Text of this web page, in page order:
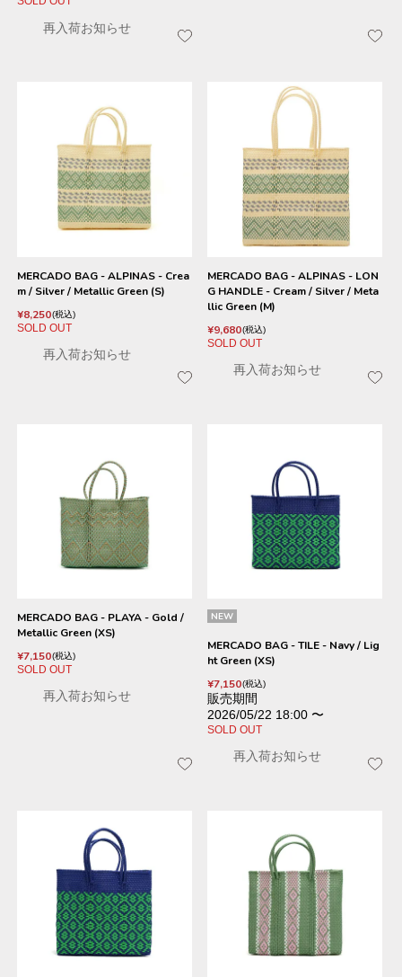
再入荷お知らせ
MERCADO BAG - ALPINAS - Crea
m / Silver / Metallic Green (S)
¥8,250 税込
SOLD OUT
再入荷お知らせ
MERCADO BAG - ALPINAS - LON
G HANDLE - Cream / Silver / Meta
llic Green (M)
¥9,680 税込
SOLD OUT
再入荷お知らせ
MERCADO BAG - PLAYA - Gold /
Metallic Green (XS)
¥7,150 税込
SOLD OUT
再入荷お知らせ
NEW
MERCADO BAG - TILE - Navy / Lig
ht Green (XS)
¥7,150 税込
販売期間
2026/05/22 18:00 〜
SOLD OUT
再入荷お知らせ